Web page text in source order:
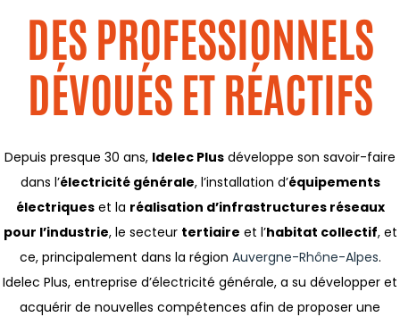
DES PROFESSIONNELS
DÉVOUÉS ET RÉACTIFS
Depuis presque 30 ans, Idelec Plus développe son savoir-faire
dans l’électricité générale, l’installation d’équipements
électriqueset la réalisation d’infrastructures réseaux
pour l’industrie, le secteur tertiaire et l’habitat collectif, et
ce, principalement dans la région Auvergne-Rhône-Alpes.
Idelec Plus, entreprise d’électricité générale, a su développer et
acquérir de nouvelles compétences afin de proposer une